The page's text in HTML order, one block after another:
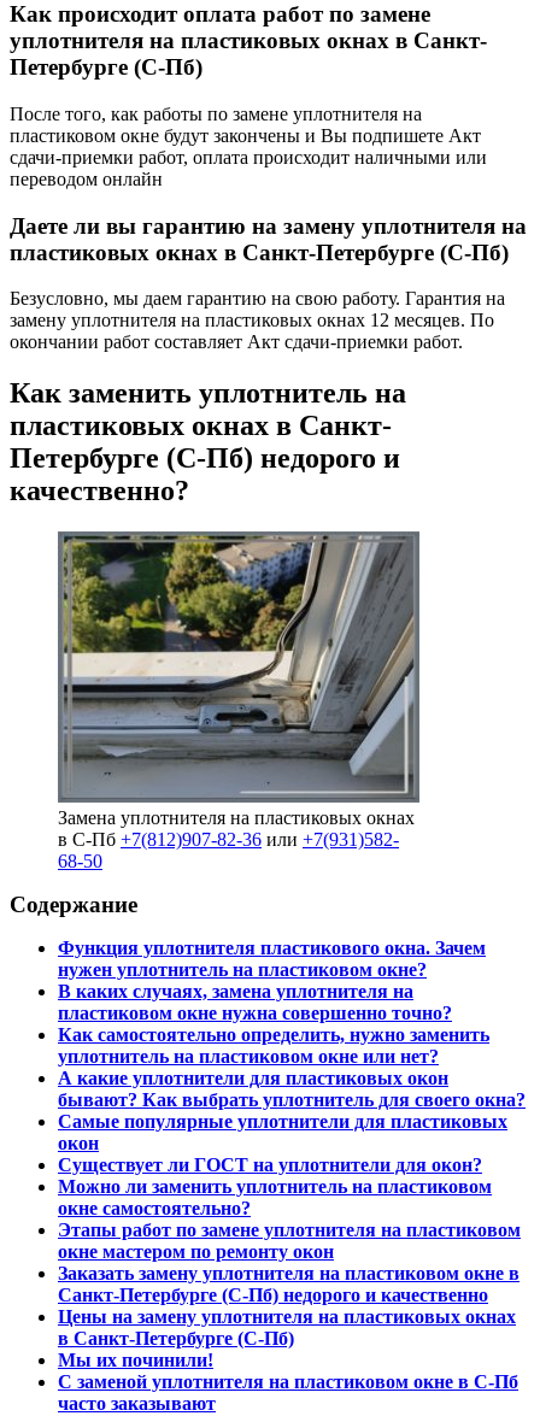
Как происходит оплата работ по замене
уплотнителя на пластиковых окнах в Санкт-
Петербурге (С-Пб)
После того, как работы по замене уплотнителя на
пластиковом окне будут закончены и Вы подпишете Акт
сдачи-приемки работ, оплата происходит наличными или
переводом онлайн
Даете ли вы гарантию на замену уплотнителя на
пластиковых окнах в Санкт-Петербурге (С-Пб)
Безусловно, мы даем гарантию на свою работу. Гарантия на
замену уплотнителя на пластиковых окнах 12 месяцев. По
окончании работ составляет Акт сдачи-приемки работ.
Как заменить уплотнитель на
пластиковых окнах в Санкт-
Петербурге (С-Пб) недорого и
качественно?
Замена уплотнителя на пластиковых окнах
в С-Пб +7(812)907-82-36 или +7(931)582-
68-50
Содержание
Функция уплотнителя пластикового окна. Зачем
нужен уплотнитель на пластиковом окне?
В каких случаях, замена уплотнителя на
пластиковом окне нужна совершенно точно?
Как самостоятельно определить, нужно заменить
уплотнитель на пластиковом окне или нет?
А какие уплотнители для пластиковых окон
бывают? Как выбрать уплотнитель для своего окна?
Самые популярные уплотнители для пластиковых
окон
Существует ли ГОСТ на уплотнители для окон?
Можно ли заменить уплотнитель на пластиковом
окне самостоятельно?
Этапы работ по замене уплотнителя на пластиковом
окне мастером по ремонту окон
Заказать замену уплотнителя на пластиковом окне в
Санкт-Петербурге (С-Пб) недорого и качественно
Цены на замену уплотнителя на пластиковых окнах
в Санкт-Петербурге (С-Пб)
Мы их починили!
С заменой уплотнителя на пластиковом окне в С-Пб
часто заказывают